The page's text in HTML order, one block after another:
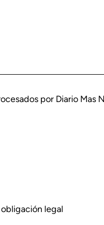
por Diario Mas
legal